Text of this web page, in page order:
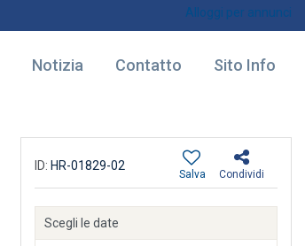
Alloggi per annunci
Notizia Contatto Sito Info
ID: HR-01829-02
Condividi
Salva
Scegli le date